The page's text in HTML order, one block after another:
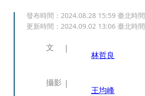
發布時間： 2024.08.28 15:59 臺北時間
更新時間： 2024.09.02 13:06 臺北時間
文
林哲良
攝影
王均峰